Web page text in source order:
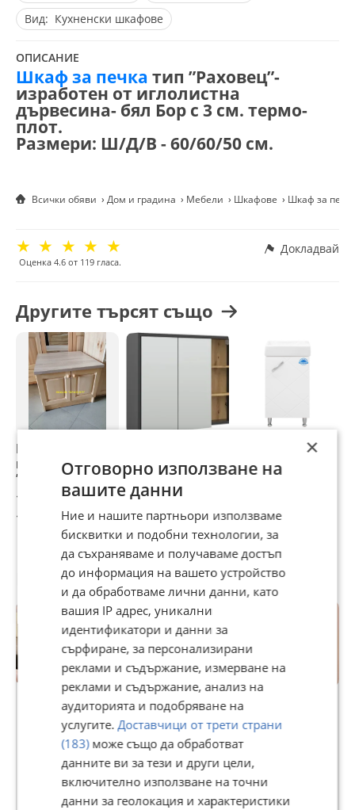
Вид: Кухненски шкафове
ОПИСАНИЕ
Шкаф за печка тип ”Раховец”-
изработен от иглолистна
дървесина- бял Бор с 3 см. термо-
плот.
Размери: Ш/Д/В - 60/60/50 см.
Всички обяви Дом и градина Мебели Шкафове Шкаф за
☆
☆
☆
☆
☆
Оценка4.6 от 119 гласа.
Докладвай
Другите търсят също
Шкаф с термо-
плот за печка тип
”Раховец”. Нов!
102 €
199,49 лв
огледало
102,26 €
200 лв
Шкаф за баня с
умивалник
180 лв
Потребител
Premium
КРАСИ-М79
642рейтинг
В Bazar.BG от 29 март 2013г.
Последно активен вчера в 18:37 ч.
×
Отговорно използване на
вашите данни
Ние и нашите партньори използваме
бисквитки и подобни технологии, за
да съхраняваме и получаваме достъп
до информация на вашето устройство
и да обработваме лични данни, като
вашия IP адрес, уникални
идентификатори и данни за
сърфиране, за персонализирани
реклами и съдържание, измерване на
реклами и съдържание, анализ на
аудиторията и подобряване на
услугите.Доставчици от трети страни
(183)може също да обработват
данните ви за тези и други цели,
включително използване на точни
данни за геолокация и характеристики